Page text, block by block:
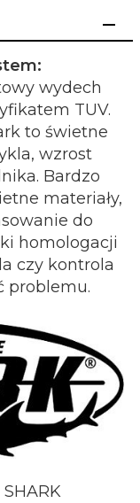
wydech
TUV.
to świetne
wzrost
Bardzo
materiały,
do
homologacji
czy kontrola
problemu.